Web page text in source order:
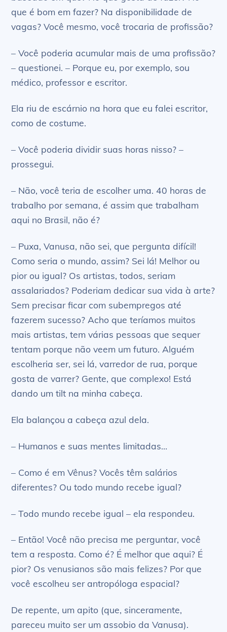
que é bom em fazer? Na disponibilidade de
vagas? Você mesmo, você trocaria de profissão?
– Você poderia acumular mais de uma profissão?
– questionei. – Porque eu, por exemplo, sou
médico, professor e escritor.
Ela riu de escárnio na hora que eu falei escritor,
como de costume.
– Você poderia dividir suas horas nisso? –
prossegui.
– Não, você teria de escolher uma. 40 horas de
trabalho por semana, é assim que trabalham
aqui no Brasil, não é?
– Puxa, Vanusa, não sei, que pergunta difícil!
Como seria o mundo, assim? Sei lá! Melhor ou
pior ou igual? Os artistas, todos, seriam
assalariados? Poderiam dedicar sua vida à arte?
Sem precisar ficar com subempregos até
fazerem sucesso? Acho que teríamos muitos
mais artistas, tem várias pessoas que sequer
tentam porque não veem um futuro. Alguém
escolheria ser, sei lá, varredor de rua, porque
gosta de varrer? Gente, que complexo! Está
dando um tilt na minha cabeça.
Ela balançou a cabeça azul dela.
– Humanos e suas mentes limitadas…
– Como é em Vênus? Vocês têm salários
diferentes? Ou todo mundo recebe igual?
– Todo mundo recebe igual – ela respondeu.
– Então! Você não precisa me perguntar, você
tem a resposta. Como é? É melhor que aqui? É
pior? Os venusianos são mais felizes? Por que
você escolheu ser antropóloga espacial?
De repente, um apito (que, sinceramente,
pareceu muito ser um assobio da Vanusa).